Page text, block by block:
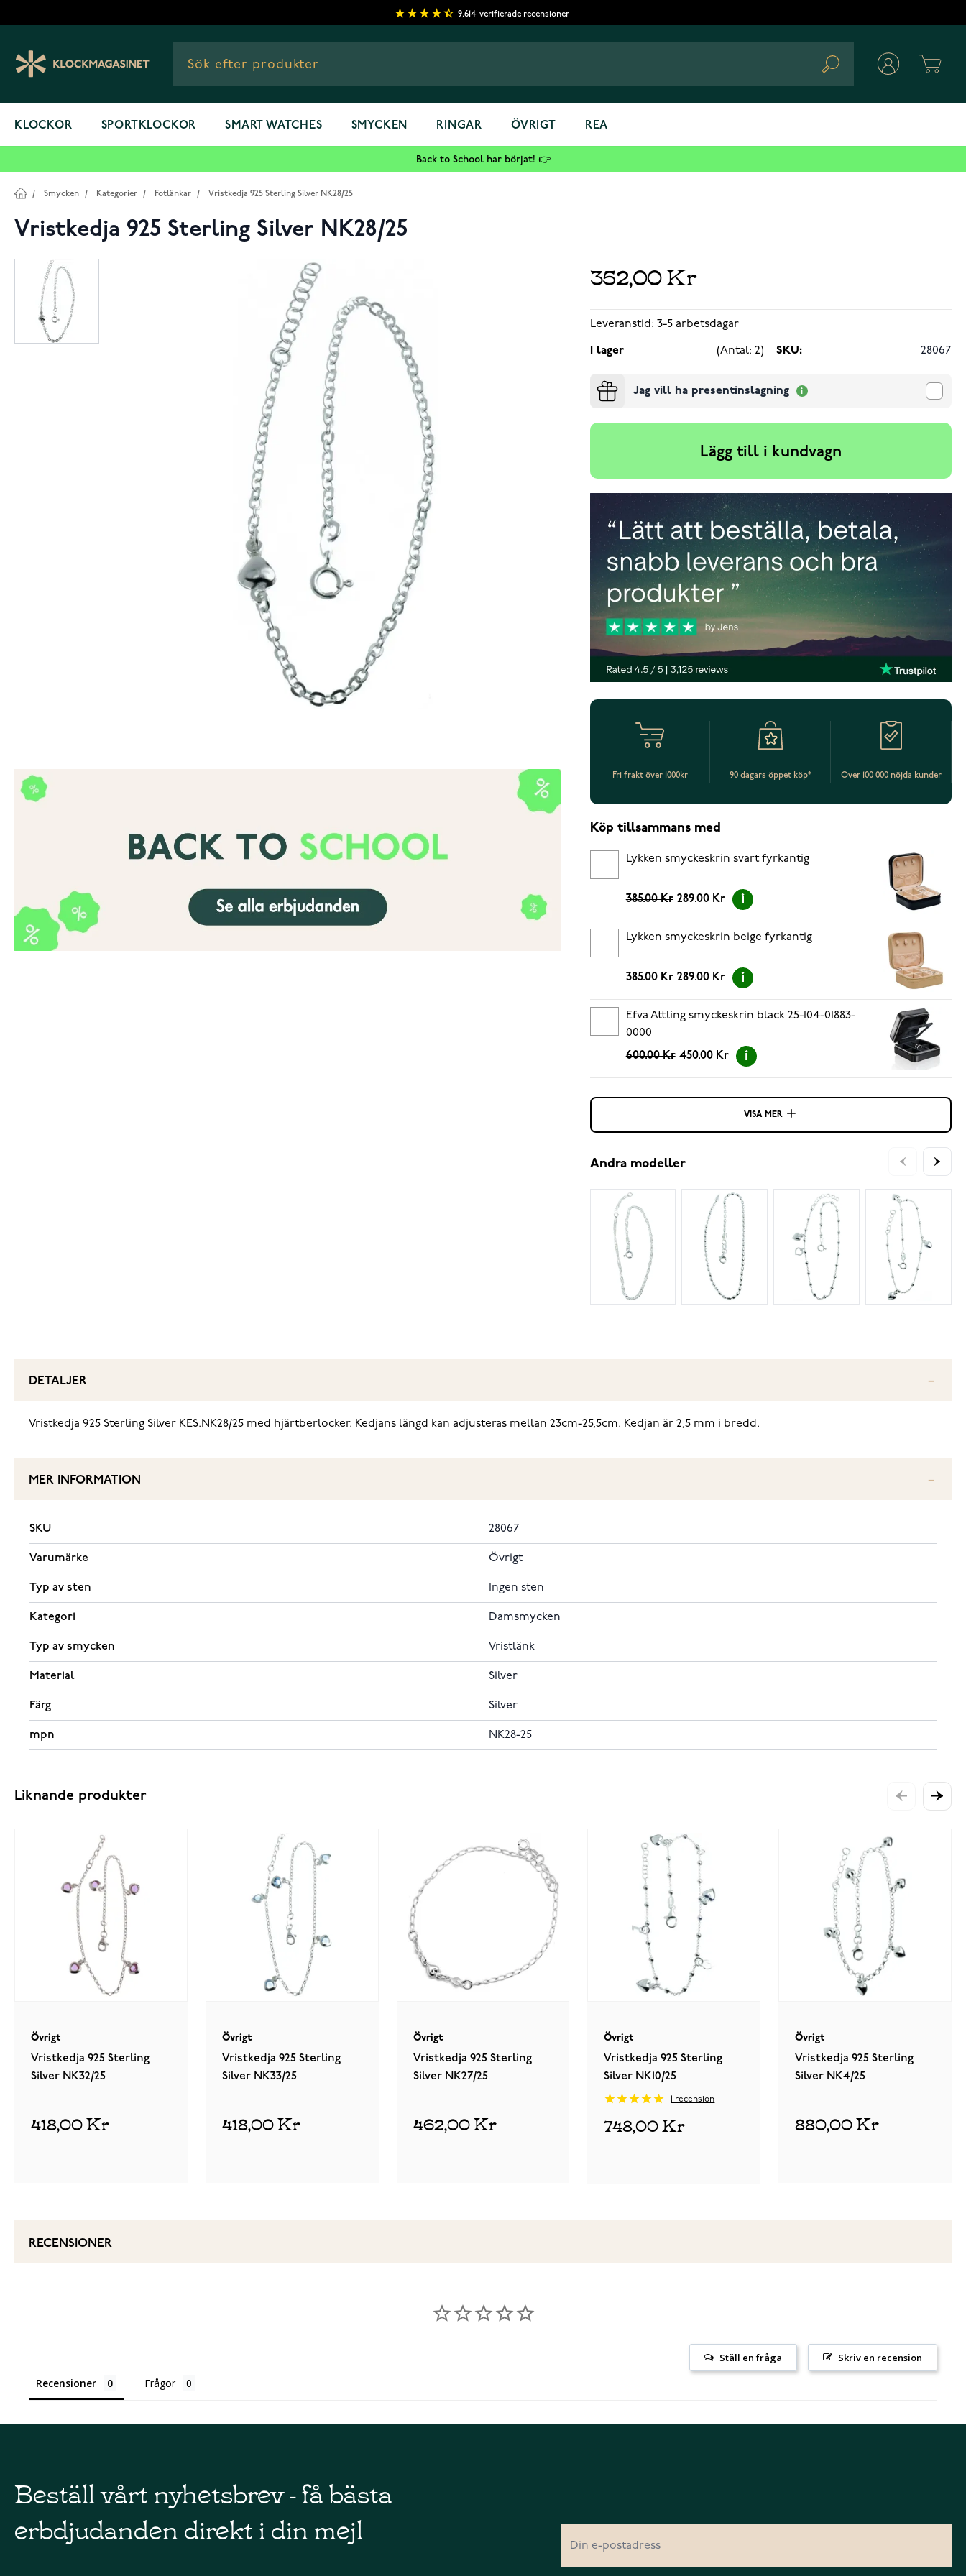
9,614 verifierade recensioner
Search
KLOCKOR SPORTKLOCKOR SMART WATCHES SMYCKEN RINGAR ÖVRIGT REA
Back to School har börjat! 👉
/ Smycken / Kategorier / Fotlänkar / Vristkedja 925 Sterling Silver NK28/25
Vristkedja 925 Sterling Silver NK28/25
352,00 Kr
Leveranstid: 3-5 arbetsdagar
I lager (Antal: 2) SKU: 28067
Jag vill ha presentinslagning
Lägg till i kundvagn
Fri frakt över 1000kr 90 dagars öppet köp* Över 100 000 nöjda kunder
Köp tillsammans med
Lykken smyckeskrin svart fyrkantig
385.00 Kr 289.00 Kr
Lykken smyckeskrin beige fyrkantig
385.00 Kr 289.00 Kr
Efva Attling smyckeskrin black 25-104-01883-
0000
600.00 Kr 450.00 Kr
VISA MER
Andra modeller
DETALJER
‌Vristkedja 925 Sterling Silver KES.NK28/25 med hjärtberlocker. Kedjans längd kan adjusteras mellan 23cm-25,5cm. Kedjan är 2,5 mm i bredd.
MER INFORMATION
SKU 28067
Varumärke Övrigt
Typ av sten Ingen sten
Kategori Damsmycken
Typ av smycken Vristlänk
Material Silver
Färg Silver
mpn NK28-25
Liknande produkter
Övrigt
Vristkedja 925 Sterling
Silver NK32/25
418,00 Kr
Övrigt
Vristkedja 925 Sterling
Silver NK33/25
418,00 Kr
Övrigt
Vristkedja 925 Sterling
Silver NK27/25
462,00 Kr
Övrigt
Vristkedja 925 Sterling
Silver NK10/25
recension
748,00 Kr
Övrigt
Vristkedja 925 Sterling
Silver NK4/25
880,00 Kr
RECENSIONER
Skriv en recension
Ställ en fråga
Recensioner Frågor
Beställ vårt nyhetsbrev - få bästa
erbdjudanden direkt i din mejl